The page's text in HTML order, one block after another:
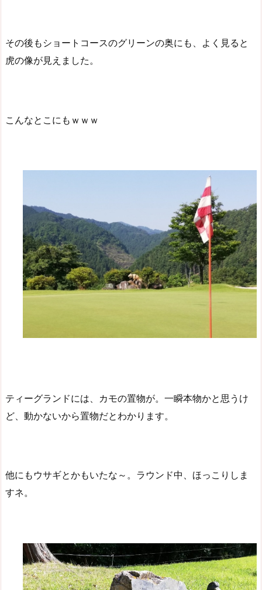
その後もショートコースのグリーンの奥にも、よく見ると
虎の像が見えました。
こんなとこにもｗｗｗ
ティーグランドには、カモの置物が。一瞬本物かと思うけ
ど、動かないから置物だとわかります。
他にもウサギとかもいたな～。ラウンド中、ほっこりしま
すネ。